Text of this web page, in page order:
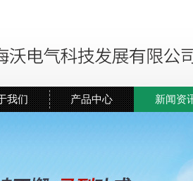
我们 产品中心 新闻资